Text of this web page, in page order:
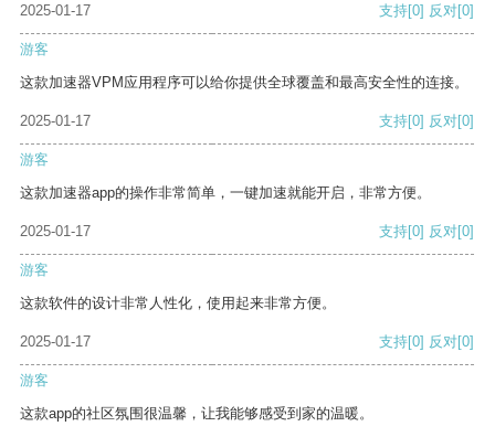
2025-01-17 支持[0] 反对[0]
游客
这款加速器VPM应用程序可以给你提供全球覆盖和最高安全性的连接。
2025-01-17 支持[0] 反对[0]
游客
这款加速器app的操作非常简单，一键加速就能开启，非常方便。
2025-01-17 支持[0] 反对[0]
游客
这款软件的设计非常人性化，使用起来非常方便。
2025-01-17 支持[0] 反对[0]
游客
这款app的社区氛围很温馨，让我能够感受到家的温暖。